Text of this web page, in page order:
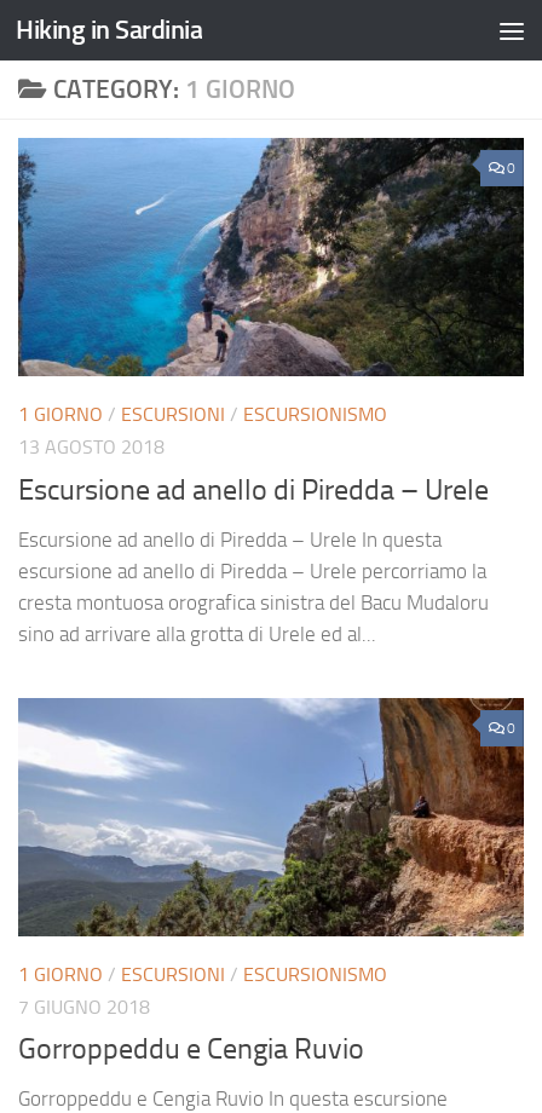
Hiking in Sardinia
CATEGORY: 1 GIORNO
0
1 GIORNO / ESCURSIONI / ESCURSIONISMO
13 AGOSTO 2018
Escursione ad anello di Piredda – Urele
Escursione ad anello di Piredda – Urele In questa
escursione ad anello di Piredda – Urele percorriamo la
cresta montuosa orografica sinistra del Bacu Mudaloru
sino ad arrivare alla grotta di Urele ed al...
0
1 GIORNO / ESCURSIONI / ESCURSIONISMO
7 GIUGNO 2018
Gorroppeddu e Cengia Ruvio
Gorroppeddu e Cengia Ruvio In questa escursione